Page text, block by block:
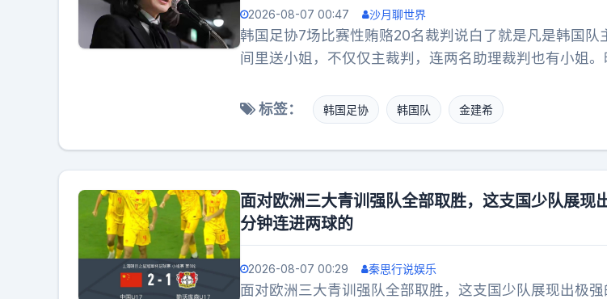
2026-08-07 00:47 沙月聊世界
韩国足协7场比赛性贿赂20名裁判说白了就是凡是韩国队
间里送小姐，不仅仅主裁判，连两名助理裁判也有小姐。
世博会，她请评委过来，很可能也是用这招，“泡菜要不要
标签： 韩国足协 韩国队 金建希
面对欧洲三大青训强队全部取胜，这支国少队展现
分钟连进两球的
2026-08-07 00:29 秦思行说娱乐
面对欧洲三大青训强队全部取胜，这支国少队展现出极